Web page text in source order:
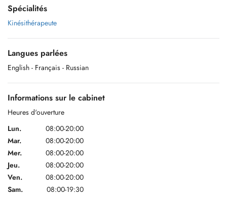
Spécialités
Kinésithérapeute
Langues parlées
English - Français - Russian
Informations sur le cabinet
Heures d'ouverture
Lun.
08:00-20:00
Mar.
08:00-20:00
Mer.
08:00-20:00
Jeu.
08:00-20:00
Ven.
08:00-20:00
Sam.
08:00-19:30